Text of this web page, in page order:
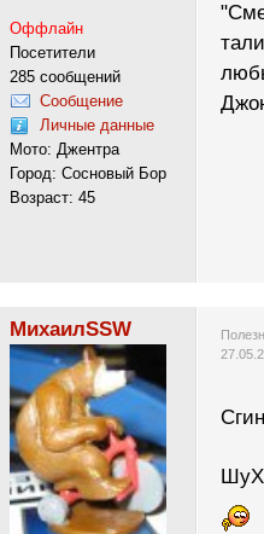
Оффлайн
Посетители
285 сообщений
Сообщение
Личные данные
Мото: Джентра
Город: Сосновый Бор
Возраст: 45
МихаилSSW